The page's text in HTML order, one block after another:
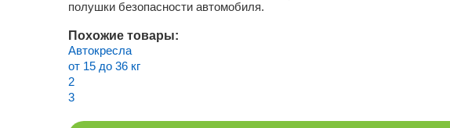
полушки безопасности автомобиля.
Похожие товары:
Автокресла
от 15 до 36 кг
2
3